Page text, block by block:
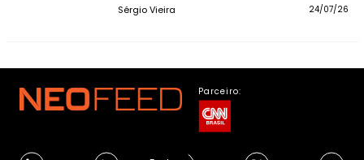
Sérgio Vieira 24/07/26
Parceiro: